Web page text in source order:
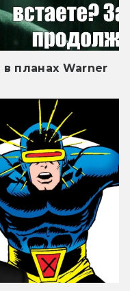
планах Warner